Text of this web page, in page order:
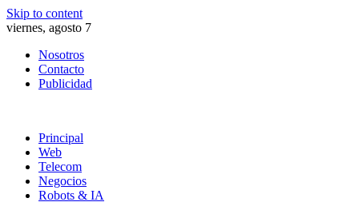
Skip to content
viernes, agosto 7
Nosotros
Contacto
Publicidad
Principal
Web
Telecom
Negocios
Robots & IA